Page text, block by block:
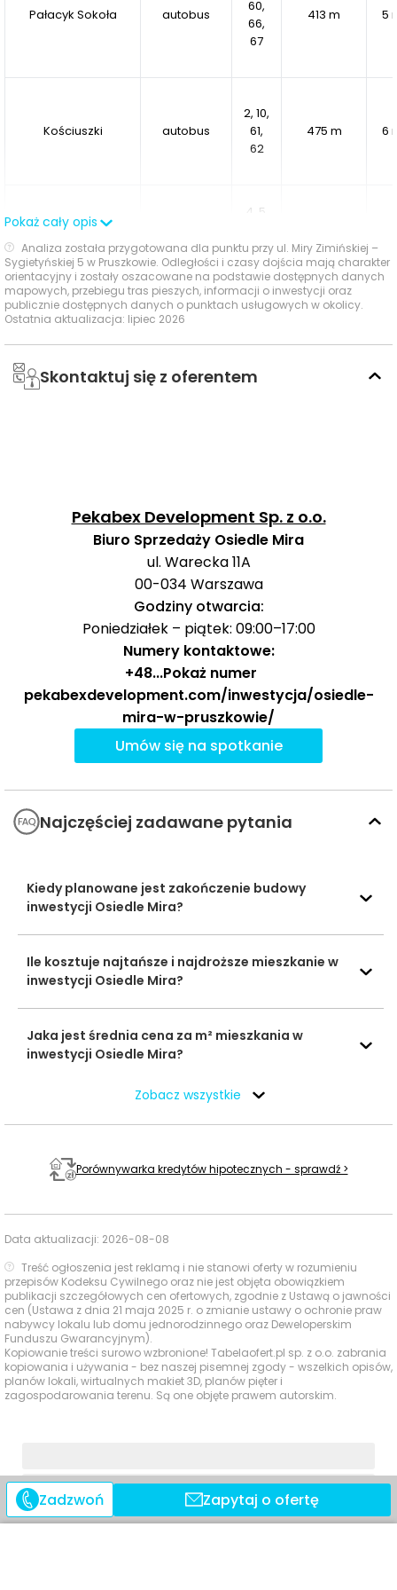
infrastruktury potrzebnej na co dzień oraz miejsc
sprzyjających aktywnemu wypoczynkowi.
Pałacyk Sokoła autobus
60,
66,
67
413 m 5
Kościuszki autobus
2, 10,
61,
62
475 m 6
4, 5,
10,
67
PKP Pruszków autobus
5, 6,
60,
Ocena Tabelaofert:lokalizacja oferuje dobry i
praktyczny dostęp do transportu publicznego, przede
wszystkim dzięki kolei i kilku sensownym przystankom
autobusowym, choć najmocniejsze połączenia
wymagają kilkuminutowego dojścia.
Ważne miejsca w okolicy: edukacja, sport,
zakupy i rozrywka
W najbliższym otoczeniu inwestycji wyróżnia się bardzo
czasu wolnego, co przekłada się na wygodę życia
rodzinnego i aktywnego stylu życia.
Przedszkole
Montessori
Przedszkole
Miejskie nr 10
Ogólnokształcące
im. Tadeusza
Ogólnokształcące
577 m 7 min
wyższe
Haliny
Konopackiej
868 m 11 min
Baseny i
Obiekty
sportowe
Hala Sportowa
Znicz
869 m 12 min
Miejska Kryta
Pływalnia Kapry
Centra
handlowe
Nowa Stacja 1095 m 14 min
bliskim dostępem do szkół, przedszkoli, sportu oraz
wygodnych zakupów.
Pokaż cały opis
Analiza została przygotowana dla punktu przy ul. Miry Zimińskiej –
Sygietyńskiej 5 w Pruszkowie. Odległości i czasy dojścia mają charakter
orientacyjny i zostały oszacowane na podstawie dostępnych danych
mapowych, przebiegu tras pieszych, informacji o inwestycji oraz
publicznie dostępnych danych o punktach usługowych w okolicy.
Ostatnia aktualizacja: lipiec 2026
Skontaktuj się z oferentem
Pekabex Development Sp. z o.o.
Biuro Sprzedaży Osiedle Mira
ul. Warecka 11A
00-034 Warszawa
Godziny otwarcia:
Poniedziałek – piątek: 09:00–17:00
Numery kontaktowe:
+48...Pokaż numer
pekabexdevelopment.com/inwestycja/osiedle-
mira-w-pruszkowie/
Umów się na spotkanie
Najczęściej zadawane pytania
Kiedy planowane jest zakończenie budowy
inwestycji Osiedle Mira?
Ile kosztuje najtańsze i najdroższe mieszkanie w
inwestycji Osiedle Mira?
Jaka jest średnia cena za m² mieszkania w
inwestycji Osiedle Mira?
Zobacz wszystkie
Porównywarka kredytów hipotecznych - sprawdź >
Data aktualizacji: 2026-08-08
Treść ogłoszenia jest reklamą i nie stanowi oferty w rozumieniu
przepisów Kodeksu Cywilnego oraz nie jest objęta obowiązkiem
publikacji szczegółowych cen ofertowych, zgodnie z Ustawą o jawności
cen (Ustawa z dnia 21 maja 2025 r. o zmianie ustawy o ochronie praw
nabywcy lokalu lub domu jednorodzinnego oraz Deweloperskim
Funduszu Gwarancyjnym).
Kopiowanie treści surowo wzbronione! Tabelaofert.pl sp. z o.o. zabrania
kopiowania i używania - bez naszej pisemnej zgody - wszelkich opisów,
planów lokali, wirtualnych makiet 3D, planów pięter i
zagospodarowania terenu. Są one objęte prawem autorskim.
Zadzwoń Zapytaj o ofertę